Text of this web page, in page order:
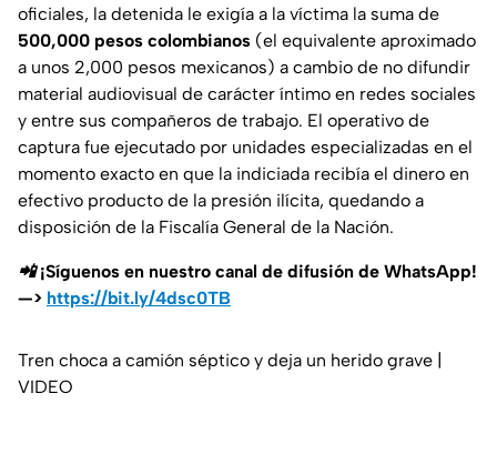
oficiales, la detenida le exigía a la víctima la suma de
500,000 pesos colombianos (el equivalente aproximado
a unos 2,000 pesos mexicanos) a cambio de no difundir
material audiovisual de carácter íntimo en redes sociales
y entre sus compañeros de trabajo. El operativo de
captura fue ejecutado por unidades especializadas en el
momento exacto en que la indiciada recibía el dinero en
efectivo producto de la presión ilícita, quedando a
disposición de la Fiscalía General de la Nación.
📲 ¡Síguenos en nuestro canal de difusión de WhatsApp!
—> https://bit.ly/4dsc0TB
Tren choca a camión séptico y deja un herido grave |
VIDEO